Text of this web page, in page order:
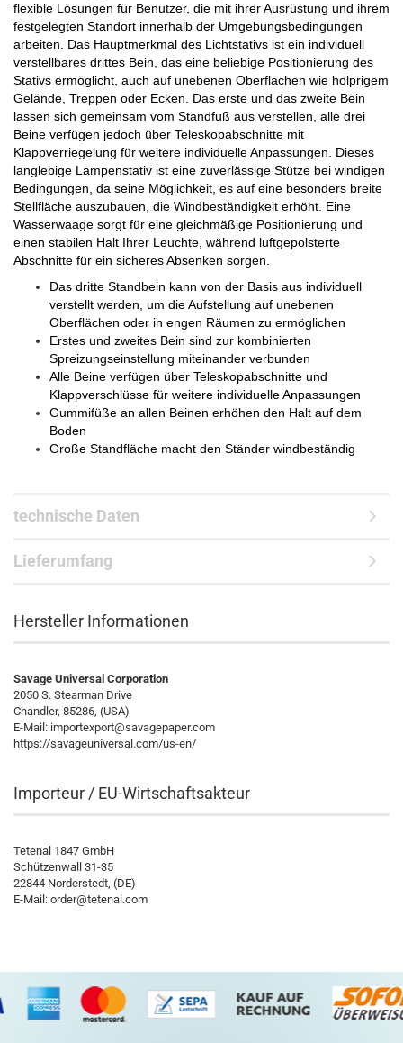
flexible Lösungen für Benutzer, die mit ihrer Ausrüstung und ihrem
festgelegten Standort innerhalb der Umgebungsbedingungen
arbeiten. Das Hauptmerkmal des Lichtstativs ist ein individuell
verstellbares drittes Bein, das eine beliebige Positionierung des
Stativs ermöglicht, auch auf unebenen Oberflächen wie holprigem
Gelände, Treppen oder Ecken. Das erste und das zweite Bein
lassen sich gemeinsam vom Standfuß aus verstellen, alle drei
Beine verfügen jedoch über Teleskopabschnitte mit
Klappverriegelung für weitere individuelle Anpassungen. Dieses
langlebige Lampenstativ ist eine zuverlässige Stütze bei windigen
Bedingungen, da seine Möglichkeit, es auf eine besonders breite
Stellfläche auszubauen, die Windbeständigkeit erhöht. Eine
Wasserwaage sorgt für eine gleichmäßige Positionierung und
einen stabilen Halt Ihrer Leuchte, während luftgepolsterte
Abschnitte für ein sicheres Absenken sorgen.
Das dritte Standbein kann von der Basis aus individuell
verstellt werden, um die Aufstellung auf unebenen
Oberflächen oder in engen Räumen zu ermöglichen
Erstes und zweites Bein sind zur kombinierten
Spreizungseinstellung miteinander verbunden
Alle Beine verfügen über Teleskopabschnitte und
Klappverschlüsse für weitere individuelle Anpassungen
Gummifüße an allen Beinen erhöhen den Halt auf dem
Boden
Große Standfläche macht den Ständer windbeständig
technische Daten
Lieferumfang
Hersteller Informationen
Savage Universal Corporation
2050 S. Stearman Drive
Chandler, 85286, (USA)
E-Mail: importexport@savagepaper.com
https://savageuniversal.com/us-en/
Importeur / EU-Wirtschaftsakteur
Tetenal 1847 GmbH
Schützenwall 31-35
22844 Norderstedt, (DE)
E-Mail: order@tetenal.com